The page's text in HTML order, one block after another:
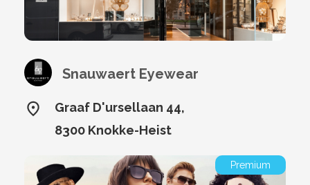
Snauwaert Eyewear
Graaf D'ursellaan 44,
8300 Knokke-Heist
Premium